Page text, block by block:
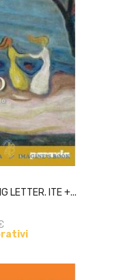
LETTER. ITE +...